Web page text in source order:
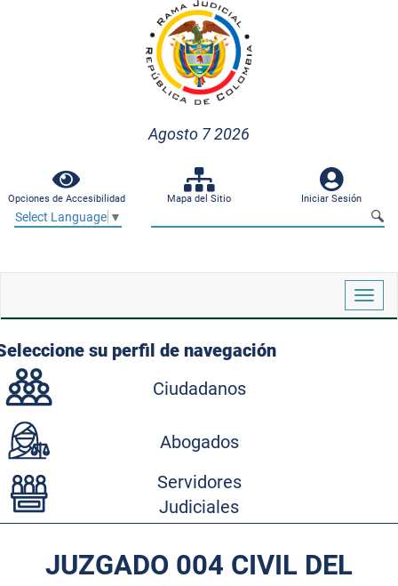
Agosto 7 2026
Opciones de Accesibilidad Mapa del Sitio Iniciar Sesión
Select Language ▼
su perfil de navegación
Ciudadanos
Abogados
Servidores
Judiciales
JUZGADO 004 CIVIL DEL